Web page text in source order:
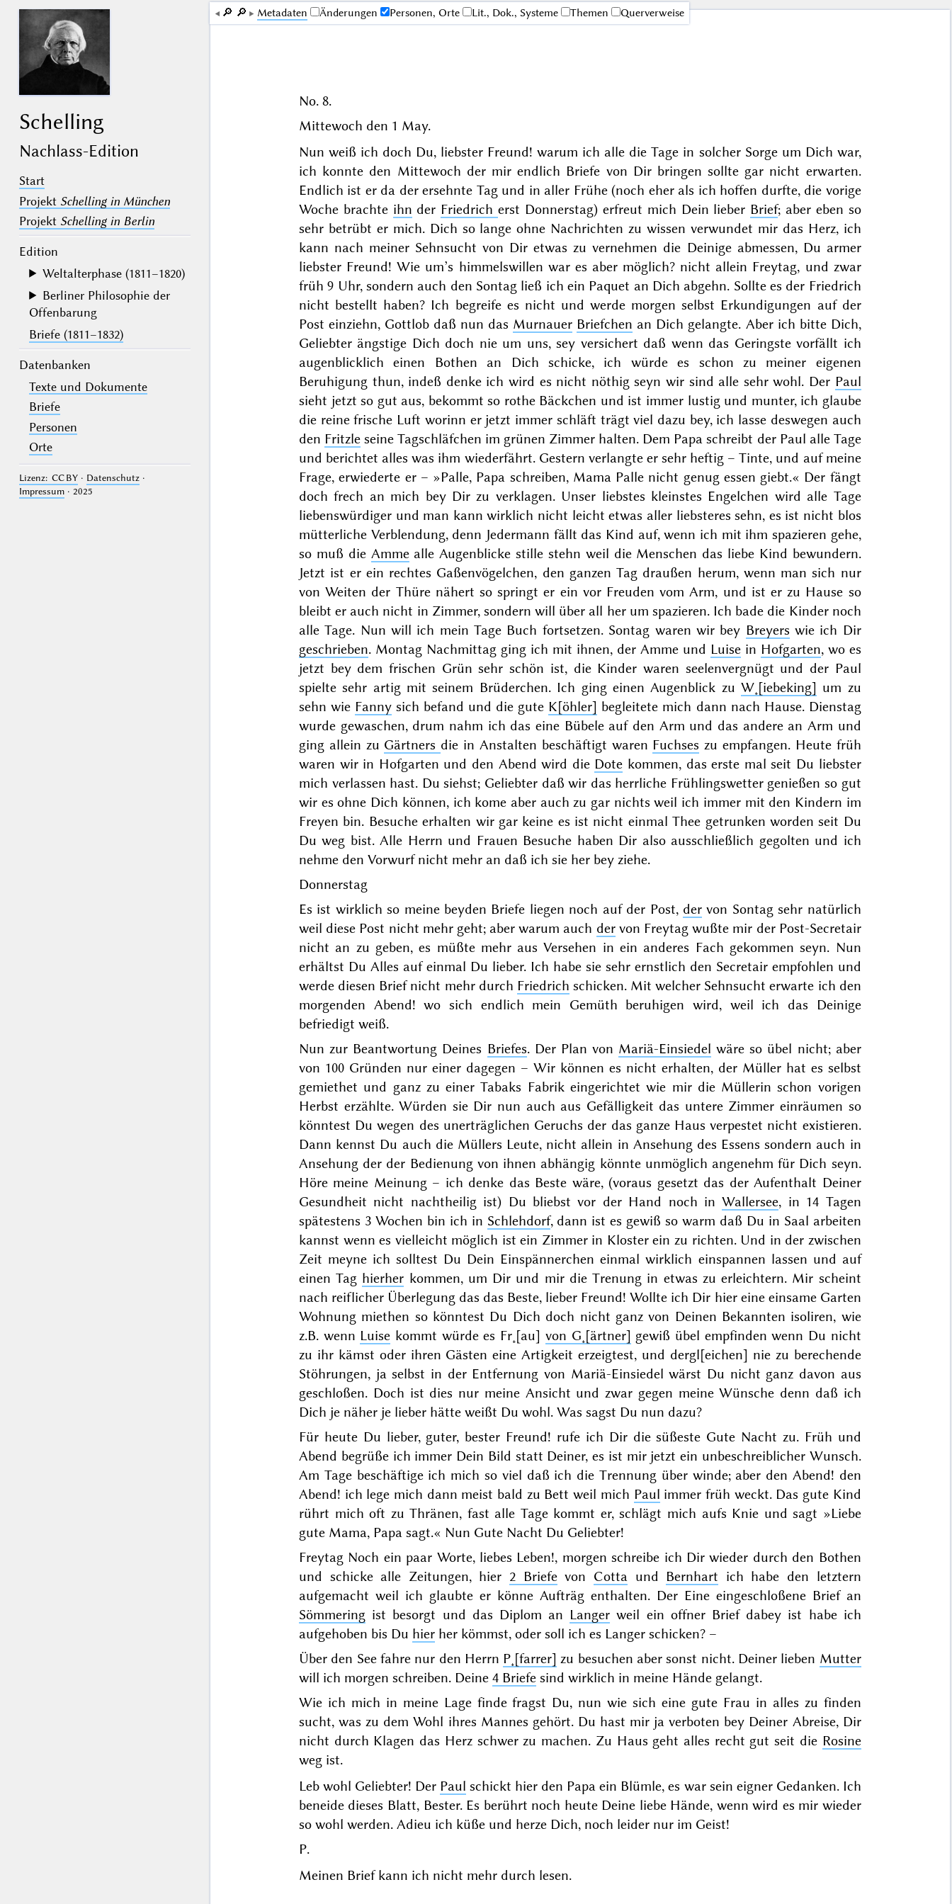
Schelling
Nachlass-Edition
Start
Projekt Schelling in München
Projekt Schelling in Berlin
Edition
Weltalterphase (1811–1820)
Berliner Philosophie der
Offenbarung
Briefe (1811–1832)
Datenbanken
Texte und Dokumente
Briefe
Personen
Orte
Lizenz: CC BY· Datenschutz·
Impressum· 2025
🔎︎ 🔎︎ Me­ta­da­ten Änderungen Personen, Orte Lit., Dok., Systeme Themen Querverweise
No. 8.
Mittewoch den 1 May.
Nun weiß ich doch Du, liebster Freund! warum ich alle die Tage in solcher Sorge um Dich war,
ich konnte den Mittewoch der mir endlich Briefe von Dir bringen sollte gar nicht erwarten.
Endlich ist er da der ersehnte Tag und in aller Frühe (noch eher als ich hoffen durfte, die vorige
Woche brachte ihn der Friedricherst Donnerstag) erfreut mich Dein lieber Brief; aber eben so
sehr betrübt er mich. Dich so lange ohne Nachrichten zu wissen verwundet mir das Herz, ich
kann nach meiner Sehnsucht von Dir etwas zu vernehmen die Deinige abmessen, Du armer
liebster Freund! Wie um’s himmelswillen war es aber möglich? nicht allein Freytag, und zwar
früh 9 Uhr, sondern auch den Sontag ließ ich ein Paquet an Dich abgehn. Sollte es der Friedrich
nicht bestellt haben? Ich begreife es nicht und werde morgen selbst Erkundigungen auf der
Post einziehn, Gottlob daß nun das Murnauer Briefchen an Dich gelangte. Aber ich bitte Dich,
Geliebter ängstige Dich doch nie um uns, sey versichert daß wenn das Geringste vorfällt ich
augenblicklich einen Bothen an Dich schicke, ich würde es schon zu meiner eigenen
Beruhigung thun, indeß denke ich wird es nicht nöthig seyn wir sind alle sehr wohl. Der Paul
sieht jetzt so gut aus, bekommtso rothe Bäckchen und ist immer lustig und munter, ich glaube
die reine frische Luft worinn er jetzt immer schläft trägt viel dazu bey, ich lasse deswegen auch
den Fritzle seine Tagschläfchen im grünen Zimmer halten. Dem Papa schreibt der Paul alle Tage
und berichtet alles was ihm wiederfährt. Gestern verlangte er sehr heftig – Tinte, und auf meine
Frage, erwiederte er – »Palle, Papa schreiben, Mama Palle nicht genug essen giebt.« Der fängt
doch frech an mich bey Dir zu verklagen. Unser liebstes kleinstes Engelchen wird alle Tage
liebenswürdiger und man kann wirklich nicht leicht etwas aller liebsteres sehn, es ist nicht blos
mütterliche Verblendung, denn Jedermann fällt das Kind auf, wenn ich mit ihm spazieren gehe,
so muß die Ammealle Augenblicke stille stehn weil die Menschen das liebe Kind bewundern.
Jetzt ist er ein rechtes Gaßenvögelchen, den ganzen Tag draußen herum, wenn man sich nur
von Weiten der Thüre nähert so springt er ein vor Freuden vom Arm, und ist er zu Hause so
bleibt er auch nicht in Zimmer, sondern will über all her um spazieren. Ich bade die Kinder noch
alle Tage. Nun will ich mein Tage Buch fortsetzen. Sontag waren wir bey Breyers wie ich Dir
geschrieben. Montag Nachmittag ging ich mit ihnen, der Amme und Luisein Hofgarten, wo es
jetzt bey demfrischen Grün sehr schön ist, die Kinder waren seelenvergnügt und der Paul
spielte sehr artig mit seinem Brüderchen. Ich ging einen Augenblick zu W˖[iebeking] um zu
sehn wie Fanny sich befand und die gute K[öhler] begleitete mich dann nach Hause. Dienstag
wurde gewaschen, drum nahm ich das eine Bübele auf den Arm und das andere an Arm und
ging allein zu Gärtners die in Anstalten beschäftigt waren Fuchses zu empfangen. Heute früh
waren wir in Hofgarten und den Abend wird die Dote kommen, das erste mal seit Du liebster
mich verlassen hast. Du siehst; Geliebter daß wir das herrliche Frühlingswetter genießen so gut
wir es ohne Dich können, ich kome aber auch zu gar nichts weil ich immer mit den Kindern im
Freyen bin. Besuche erhalten wir gar keine es ist nicht einmal Thee getrunken worden seit Du
Du weg bist. Alle Herrn und Frauen Besuche haben Dir also ausschließlich gegolten und ich
nehme den Vorwurf nicht mehr an daß ich sie her bey ziehe.
Donnerstag
Es ist wirklich so meine beyden Briefe liegen noch auf der Post, der von Sontag sehr natürlich
weil diese Post nicht mehr geht; aber warum auch dervon Freytag wußte mir der Post-Secretair
nicht an zu geben, es müßte mehr aus Versehen in ein anderes Fach gekommen seyn. Nun
erhältst Du Alles auf einmal Du lieber. Ich habe sie sehr ernstlich den Secretair empfohlen und
werde diesen Brief nicht mehr durch Friedrich schicken. Mit welcher Sehnsucht erwarte ich den
morgenden Abend! wo sich endlich mein Gemüth beruhigen wird, weil ich das Deinige
befriedigt weiß.
Nun zur Beantwortung Deines Briefes. Der Plan von Mariä-Einsiedel wäre so übel nicht; aber
von 100 Gründen nur einerdagegen – Wir können es nicht erhalten, der Müller hat es selbst
gemiethet und ganz zu einerTabaks Fabrik eingerichtet wie mir die Müllerin schon vorigen
Herbst erzählte. Würden sie Dir nun auch aus Gefälligkeit das untere Zimmer einräumen so
könntest Du wegen des unerträglichen Geruchs der das ganze Haus verpestet nicht existieren.
Dann kennst Du auch die Müllers Leute, nicht allein in Ansehung des Essens sondern auch in
Ansehung der der Bedienung von ihnen abhängig könnte unmöglich angenehm für Dich seyn.
Höre meine Meinung – ich denke das Beste wäre, (voraus gesetzt das der Aufenthalt Deiner
Gesundheit nicht nachtheilig ist) Du bliebst vor der Hand noch inWallersee, in 14 Tagen
spätestens 3 Wochen bin ich in Schlehdorf, dann ist es gewiß so warm daß Du in Saal arbeiten
kannst wenn es vielleicht möglich ist ein Zimmer in Kloster ein zu richten. Und in der zwischen
Zeit meyne ich solltest Du Dein Einspännerchen einmal wirklich einspannen lassen und auf
einen Tag hierher kommen, um Dir und mir die Trenung in etwas zu erleichtern. Mir scheint
nach reiflicher Überlegung das das Beste, lieber Freund! Wollte ich Dir hier eine einsame Garten
Wohnung miethen so könntest Du Dich doch nicht ganz von Deinen Bekannten isoliren, wie
z.B. wenn Luise kommt würde es Fr˖[au] von G˖[ärtner] gewiß übel empfinden wenn Du nicht
zu ihr kämst oder ihren Gästen eine Artigkeit erzeigtest, und dergl[eichen] nie zu berechende
Stöhrungen, ja selbst in der Entfernung von Mariä-Einsiedel wärst Du nicht ganz davon aus
geschloßen. Doch ist dies nur meineAnsicht und zwar gegen meineWünsche denn daß ich
Dich je näher je lieber hätte weißt Du wohl. Was sagst Du nun dazu?
Für heute Du lieber, guter, bester Freund! rufe ich Dir die süßeste Gute Nacht zu. Früh und
Abend begrüße ich immer Dein Bild statt Deiner, es ist mir jetzt ein unbeschreiblicher Wunsch.
Am Tage beschäftige ich mich so viel daß ich die Trennung über winde; aber den Abend! den
Abend! ich lege mich dann meist bald zu Bett weil mich Paul immer früh weckt. Das gute Kind
rührt mich oft zu Thränen, fast alle Tage kommt er, schlägt mich aufs Knie und sagt »Liebe
gute Mama, Papa sagt.« Nun Gute Nacht Du Geliebter!
Freytag Noch ein paar Worte, liebes Leben!, morgen schreibe ich Dir wieder durch den Bothen
und schicke alle Zeitungen, hier 2 Briefevon Cottaund Bernhart ich habe den letztern
aufgemacht weil ich glaubte er könne Aufträg enthalten. Der Eine eingeschloßene Brief an
Sömmering ist besorgt und das Diplom an Langer weil ein offner Brief dabey ist habe ich
aufgehoben bis Du hierher kömmst, oder soll ich es Langer schicken? –
Über den See fahre nur den Herrn P˖[farrer] zu besuchen aber sonst nicht. Deiner lieben Mutter
will ich morgen schreiben. Deine 4 Briefesind wirklich in meine Hände gelangt.
Wie ich mich in meine Lage finde fragst Du, nun wie sich eine gute Frau in alles zu finden
sucht, was zu dem Wohl ihres Mannes gehört. Du hast mir ja verboten bey Deiner Abreise, Dir
nicht durch Klagen das Herz schwer zu machen. Zu Haus geht alles recht gut seit die Rosine
weg ist.
Leb wohl Geliebter! Der Paul schickt hier den Papa ein Blümle, es war sein eigner Gedanken. Ich
beneide dieses Blatt, Bester. Es berührt noch heute Deine liebe Hände, wenn wird es mir wieder
so wohl werden. Adieu ich küße und herze Dich, noch leider nur im Geist!
P.
Meinen Brief kann ich nicht mehr durch lesen.